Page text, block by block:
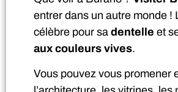
entrer dans un autre monde !
célèbre pour sa dentelle et
aux couleurs vives.
Vous pouvez vous promener